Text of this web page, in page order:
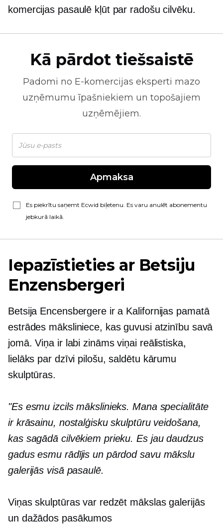
komercijas pasaulē kļūt par radošu cilvēku.
Kā pārdot tiešsaistē
Padomi no E-komercijas eksperti mazo
uzņēmumu īpašniekiem un topošajiem
uzņēmējiem.
Apmaksa
Es piekrītu saņemt Ecwid biļetenu. Es varu anulēt abonementu
jebkurā laikā.
Iepazīstieties ar Betsiju
Enzensbergeri
Betsija Encensbergere ir a Kalifornijas pamatā
estrādes māksliniece, kas guvusi atzinību savā
jomā. Viņa ir labi zināmsviņai reālistiska,
lielāks par dzīvi pilošu, saldētu kārumu
skulptūras.
"Es esmu izcils mākslinieks. Mana specialitāte
ir krāsainu, nostalģisku skulptūru veidošana,
kas sagādā cilvēkiem prieku. Es jau daudzus
gadus esmu rādījis un pārdod savu mākslu
galerijās visā pasaulē.
Viņas skulptūras var redzēt mākslas galerijās
un dažādos pasākumos